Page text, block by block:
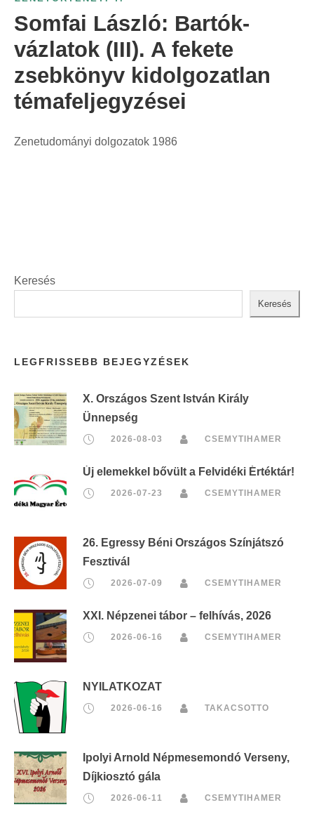
Somfai László: Bartók-
vázlatok (III). A fekete
zsebkönyv kidolgozatlan
témafeljegyzései
Zenetudományi dolgozatok 1986
Keresés
Keresés
LEGFRISSEBB BEJEGYZÉSEK
X. Országos Szent István Király
Ünnepség
2026-08-03 CSEMYTIHAMER
Új elemekkel bővült a Felvidéki Értéktár!
2026-07-23 CSEMYTIHAMER
26. Egressy Béni Országos Színjátszó
Fesztivál
2026-07-09 CSEMYTIHAMER
XXI. Népzenei tábor – felhívás, 2026
2026-06-16 CSEMYTIHAMER
NYILATKOZAT
2026-06-16 TAKACSOTTO
Ipolyi Arnold Népmesemondó Verseny,
Díjkiosztó gála
2026-06-11 CSEMYTIHAMER